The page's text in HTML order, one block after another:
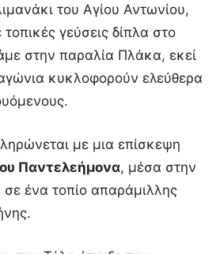
του Αγίου Αντωνίου,
γεύσεις δίπλα στο
στην παραλία Πλάκα, εκεί
κυκλοφορούν ελεύθερα
με μια επίσκεψη
Παντελεήμονα, μέσα στην
ένα τοπίο απαράμιλλης